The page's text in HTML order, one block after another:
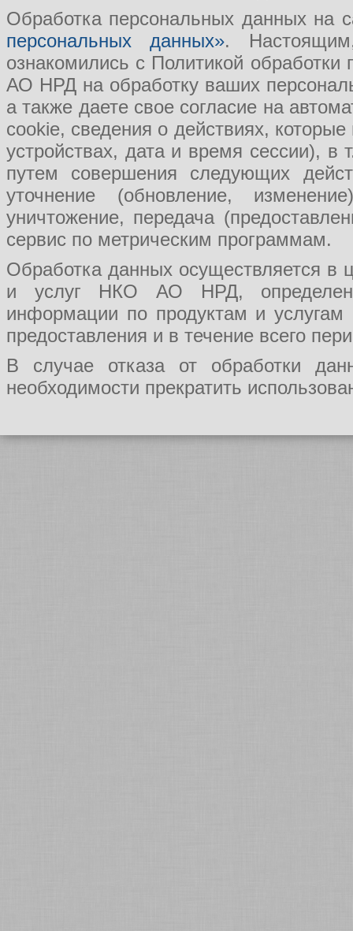
Обработка персональных данных на
персональных данных».
ознакомились с Политикой
АО НРД на обработку ваших
а также даете свое согласие на
cookie, сведения о действиях,
устройствах, дата и время сессии), в
путем совершения следующих
уточнение (обновление,
уничтожение, передача
сервис по метрическим программам.
Обработка данных осуществляется в
и услуг НКО АО НРД, определения
информации по продуктам и
предоставления и в течение всего
В случае отказа от обработки
необходимости прекратить